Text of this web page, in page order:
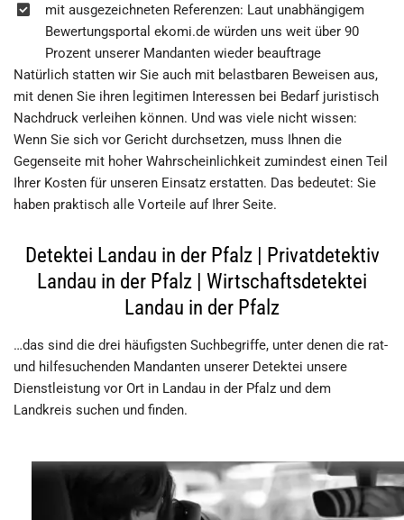
mit ausgezeichneten Referenzen: Laut unabhängigem
Bewertungsportal ekomi.de würden uns weit über 90
Prozent unserer Mandanten wieder beauftrage
Natürlich statten wir Sie auch mit belastbaren Beweisen aus,
mit denen Sie ihren legitimen Interessen bei Bedarf juristisch
Nachdruck verleihen können. Und was viele nicht wissen:
Wenn Sie sich vor Gericht durchsetzen, muss Ihnen die
Gegenseite mit hoher Wahrscheinlichkeit zumindest einen Teil
Ihrer Kosten für unseren Einsatz erstatten. Das bedeutet: Sie
haben praktisch alle Vorteile auf Ihrer Seite.
Detektei Landau in der Pfalz | Privatdetektiv
Landau in der Pfalz | Wirtschaftsdetektei
Landau in der Pfalz
…das sind die drei häufigsten Suchbegriffe, unter denen die rat-
und hilfesuchenden Mandanten unserer Detektei unsere
Dienstleistung vor Ort in Landau in der Pfalz und dem
Landkreis suchen und finden.